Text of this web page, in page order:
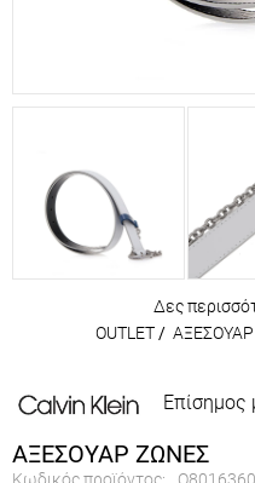
Δες
OUTLET/ ΑΞΕΣΟΥΑΡ
ΑΞΕΣΟΥΑΡ ΖΩΝΕΣ
Κωδικός προϊόντος: